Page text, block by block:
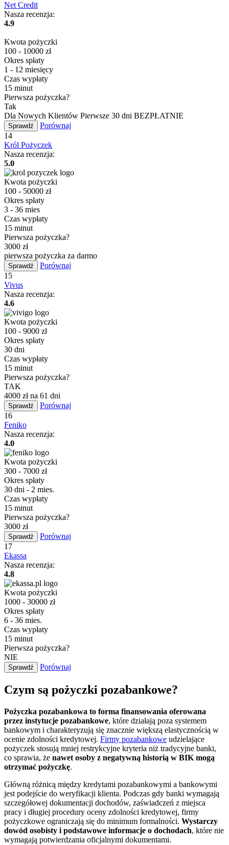
Net Credit
Nasza recenzja:
4.9
Kwota pożyczki
100 - 10000 zł
Okres spłaty
1 - 12 miesięcy
Czas wypłaty
15 minut
Pierwsza pożyczka?
Tak
Dla Nowych Klientów Pierwsze 30 dni BEZPŁATNIE
Sprawdź
Porównaj
14
Król Pożyczek
Nasza recenzja:
5.0
Kwota pożyczki
100 - 50000 zł
Okres spłaty
3 - 36 mies
Czas wypłaty
15 minut
Pierwsza pożyczka?
3000 zł
pierwsza pożyczka za darmo
Sprawdź
Porównaj
15
Vivus
Nasza recenzja:
4.6
Kwota pożyczki
100 - 9000 zł
Okres spłaty
30 dni
Czas wypłaty
15 minut
Pierwsza pożyczka?
TAK
4000 zł na 61 dni
Sprawdź
Porównaj
16
Feniko
Nasza recenzja:
4.0
Kwota pożyczki
300 - 7000 zł
Okres spłaty
30 dni - 2 mies.
Czas wypłaty
15 minut
Pierwsza pożyczka?
3000 zł
Sprawdź
Porównaj
17
Ekassa
Nasza recenzja:
4.8
Kwota pożyczki
1000 - 30000 zł
Okres spłaty
6 - 36 mies.
Czas wypłaty
15 minut
Pierwsza pożyczka?
NIE
Sprawdź Porównaj
Czym są pożyczki pozabankowe?
Pożyczka pozabankowa to forma finansowania oferowana
przez instytucje pozabankowe, które działają poza systemem
bankowym i charakteryzują się znacznie większą elastycznością w
ocenie zdolności kredytowej. Firmy pozabankowe udzielające
pożyczek stosują mniej restrykcyjne kryteria niż tradycyjne banki,
co sprawia, że nawet osoby z negatywną historią w BIK mogą
otrzymać pożyczkę.
Główną różnicą między kredytami pozabankowymi a bankowymi
jest podejście do weryfikacji klienta. Podczas gdy banki wymagają
szczegółowej dokumentacji dochodów, zaświadczeń z miejsca
pracy i długiej procedury oceny zdolności kredytowej, firmy
pożyczkowe ograniczają się do minimum formalności. Wystarczy
dowód osobisty i podstawowe informacje o dochodach, które nie
wymagają potwierdzania oficjalnymi dokumentami.